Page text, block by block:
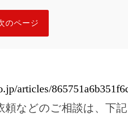
のページ
articles/
頼などのご相談は、下記